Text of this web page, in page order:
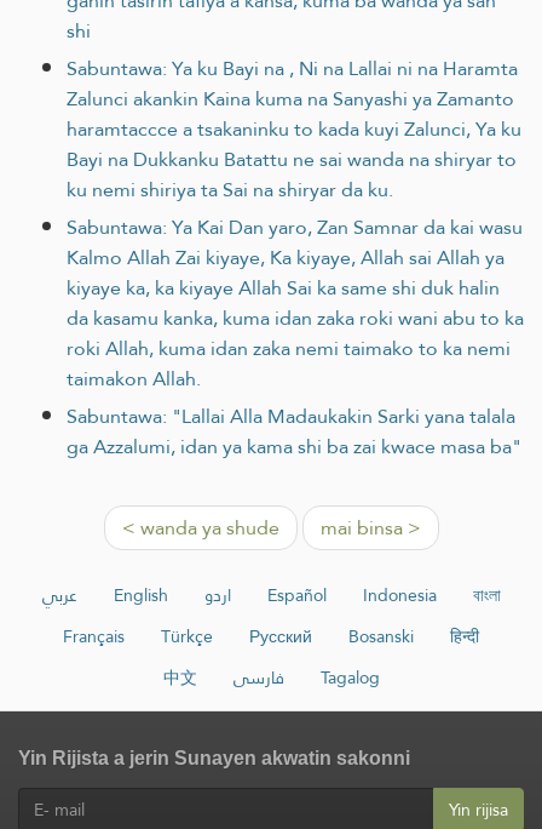
shi
Sabuntawa: Ya ku Bayi na , Ni na Lallai ni na Haramta
Zalunci akankin Kaina kuma na Sanyashi ya Zamanto
haramtaccce a tsakaninku to kada kuyi Zalunci, Ya ku
Bayi na Dukkanku Batattu ne sai wanda na shiryar to
ku nemi shiriya ta Sai na shiryar da ku.
Sabuntawa: Ya Kai Dan yaro, Zan Samnar da kai wasu
Kalmo Allah Zai kiyaye, Ka kiyaye, Allah sai Allah ya
kiyaye ka, ka kiyaye Allah Sai ka same shi duk halin
da kasamu kanka, kuma idan zaka roki wani abu to ka
roki Allah, kuma idan zaka nemi taimako to ka nemi
taimakon Allah.
Sabuntawa: "Lallai Alla Madaukakin Sarki yana talala
ga Azzalumi, idan ya kama shi ba zai kwace masa ba"
< wanda ya shude mai binsa >
عربي English اردو Español Indonesia
বাংলা
Français
Türkçe Русский Bosanski
हिन्दी
中文
فارسی Tagalog
Yin Rijista a jerin Sunayen akwatin sakonni
Yin rijisa